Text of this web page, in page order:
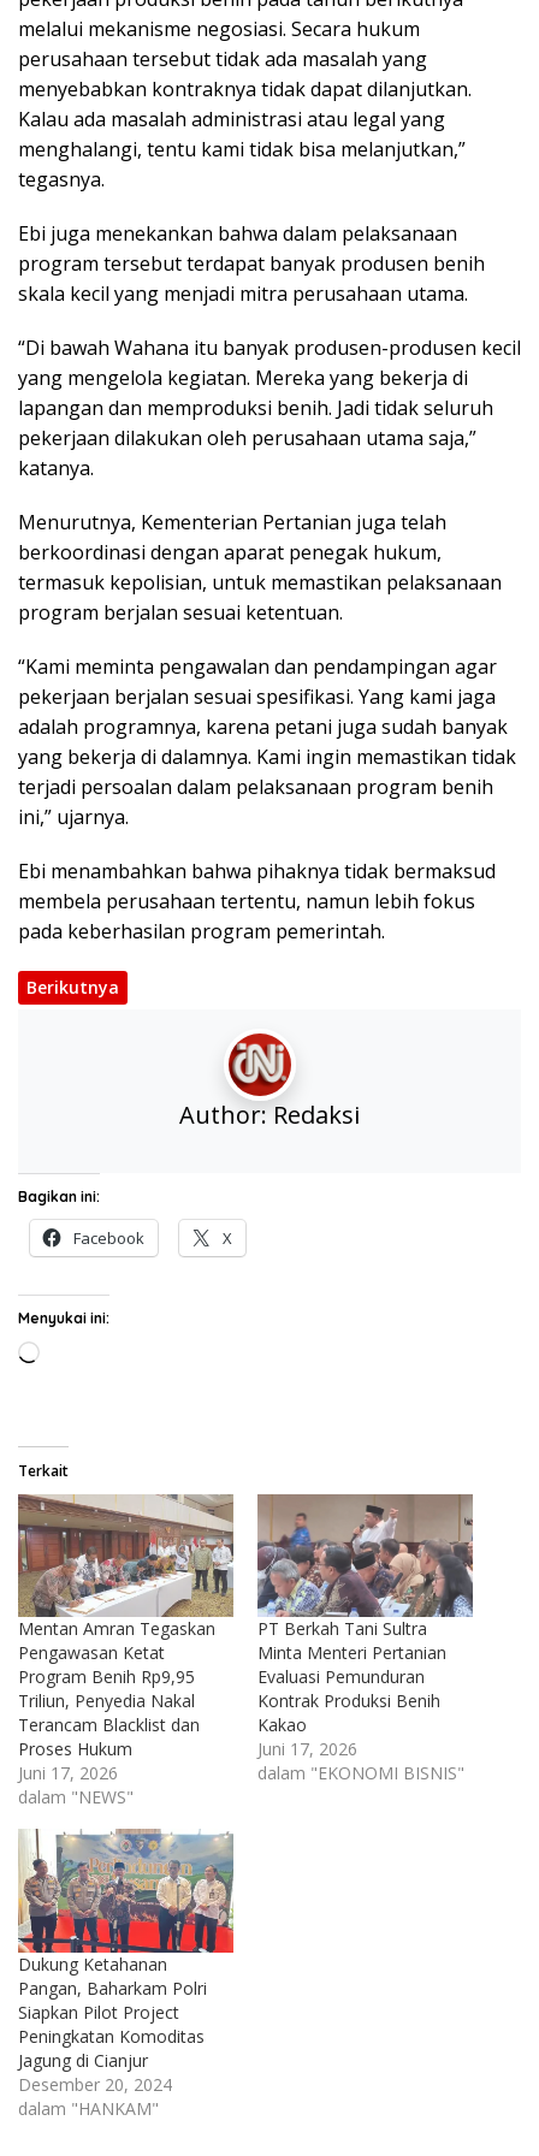
melalui mekanisme negosiasi. Secara hukum
perusahaan tersebut tidak ada masalah yang
menyebabkan kontraknya tidak dapat dilanjutkan.
Kalau ada masalah administrasi atau legal yang
menghalangi, tentu kami tidak bisa melanjutkan,”
tegasnya.
Ebi juga menekankan bahwa dalam pelaksanaan
program tersebut terdapat banyak produsen benih
skala kecil yang menjadi mitra perusahaan utama.
“Di bawah Wahana itu banyak produsen-produsen kecil
yang mengelola kegiatan. Mereka yang bekerja di
lapangan dan memproduksi benih. Jadi tidak seluruh
pekerjaan dilakukan oleh perusahaan utama saja,”
katanya.
Menurutnya, Kementerian Pertanian juga telah
berkoordinasi dengan aparat penegak hukum,
termasuk kepolisian, untuk memastikan pelaksanaan
program berjalan sesuai ketentuan.
“Kami meminta pengawalan dan pendampingan agar
pekerjaan berjalan sesuai spesifikasi. Yang kami jaga
adalah programnya, karena petani juga sudah banyak
yang bekerja di dalamnya. Kami ingin memastikan tidak
terjadi persoalan dalam pelaksanaan program benih
ini,” ujarnya.
Ebi menambahkan bahwa pihaknya tidak bermaksud
membela perusahaan tertentu, namun lebih fokus
pada keberhasilan program pemerintah.
Berikutnya
Author: Redaksi
Bagikan ini:
Facebook X
Menyukai ini:
Memuat...
Terkait
Mentan Amran Tegaskan
Pengawasan Ketat
Program Benih Rp9,95
Triliun, Penyedia Nakal
Terancam Blacklist dan
Proses Hukum
Juni 17, 2026
dalam "NEWS"
PT Berkah Tani Sultra
Minta Menteri Pertanian
Evaluasi Pemunduran
Kontrak Produksi Benih
Kakao
Juni 17, 2026
dalam "EKONOMI BISNIS"
Dukung Ketahanan
Pangan, Baharkam Polri
Siapkan Pilot Project
Peningkatan Komoditas
Jagung di Cianjur
Desember 20, 2024
dalam "HANKAM"